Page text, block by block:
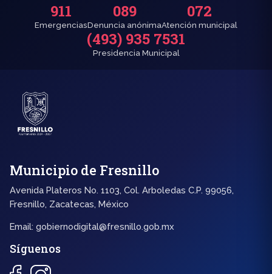
911
Emergencias
089
Denuncia anónima
072
Atención municipal
(493) 935 7531
Presidencia Municipal
Municipio de Fresnillo
Avenida Plateros No. 1103, Col. Arboledas C.P. 99056,
Fresnillo, Zacatecas, México
Email: gobiernodigital@fresnillo.gob.mx
Síguenos